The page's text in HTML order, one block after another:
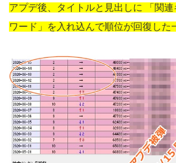
アプデ後、タイトルと見出しに 「関
ワード」を入れ込んで順位が回復した